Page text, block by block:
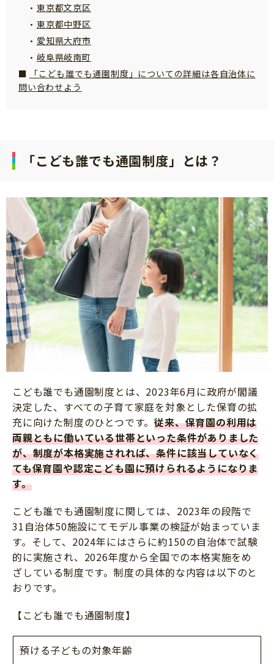
お問い合わせ
東京都文京区
東京都中野区
愛知県大府市
岐阜県岐南町
「こども誰でも通園制度」についての詳細は各自治体に
問い合わせよう
「こども誰でも通園制度」とは？
こども誰でも通園制度とは、2023年6月に政府が閣議
決定した、すべての子育て家庭を対象とした保育の拡
充に向けた制度のひとつです。従来、保育園の利用は
両親ともに働いている世帯といった条件がありました
が、制度が本格実施されれば、条件に該当していなく
ても保育園や認定こども園に預けられるようになりま
す。
こども誰でも通園制度に関しては、2023年の段階で
31自治体50施設にてモデル事業の検証が始まっていま
す。そして、2024年にはさらに約150の自治体で試験
的に実施され、2026年度から全国での本格実施をめ
ざしている制度です。制度の具体的な内容は以下のと
おりです。
【こども誰でも通園制度】
預ける子どもの対象年齢